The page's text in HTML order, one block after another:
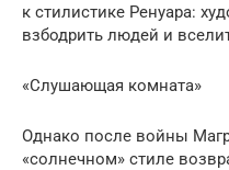
к стилистике Ренуара:
взбодрить людей и
«Слушающая комната»
Однако после войны
«солнечном» стиле